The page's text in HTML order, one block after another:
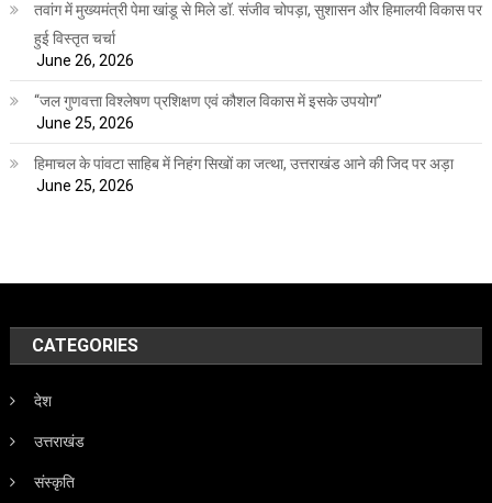
तवांग में मुख्यमंत्री पेमा खांडू से मिले डॉ. संजीव चोपड़ा, सुशासन और हिमालयी विकास पर
हुई विस्तृत चर्चा
June 26, 2026
“जल गुणवत्ता विश्लेषण प्रशिक्षण एवं कौशल विकास में इसके उपयोग”
June 25, 2026
हिमाचल के पांवटा साहिब में निहंग सिखों का जत्था, उत्तराखंड आने की जिद पर अड़ा
June 25, 2026
CATEGORIES
देश
उत्तराखंड
संस्कृति